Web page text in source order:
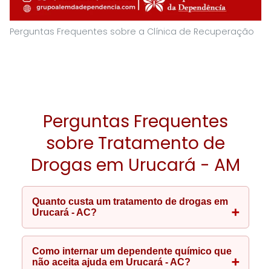
Perguntas Frequentes sobre a Clínica de Recuperação
Perguntas Frequentes
sobre Tratamento de
Drogas em Urucará - AM
Quanto custa um tratamento de drogas em
Urucará - AC?
Como internar um dependente químico que
não aceita ajuda em Urucará - AC?